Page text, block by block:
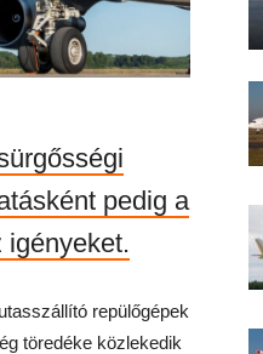
pedig a
igényeket.
repülőgépek
töredéke közlekedik